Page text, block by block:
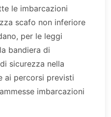
le imbarcazioni
scafo non inferiore
per le leggi
bandiera di
sicurezza nella
ai percorsi previsti
imbarcazioni